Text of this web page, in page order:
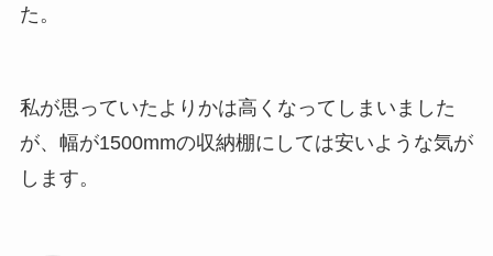
た。
私が思っていたよりかは高くなってしまいました
が、幅が1500mmの収納棚にしては安いような気が
します。